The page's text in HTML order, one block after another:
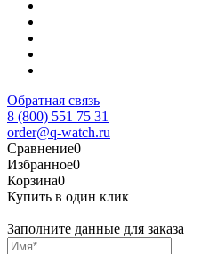
Обратная связь
8 (800) 551 75 31
order@q-watch.ru
Сравнение0
Избранное0
Корзина0
Купить в один клик
Заполните данные для заказа